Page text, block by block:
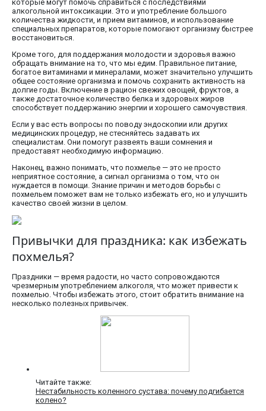
которые могут помочь справиться с последствиями
алкогольной интоксикации. Это и употребление большого
количества жидкости, и прием витаминов, и использование
специальных препаратов, которые помогают организму быстрее
восстановиться.
Кроме того, для поддержания молодости и здоровья важно
обращать внимание на то, что мы едим. Правильное питание,
богатое витаминами и минералами, может значительно улучшить
общее состояние организма и помочь сохранить активность на
долгие годы. Включение в рацион свежих овощей, фруктов, а
также достаточное количество белка и здоровых жиров
способствует поддержанию энергии и хорошего самочувствия.
Если у вас есть вопросы по поводу эндоскопии или других
медицинских процедур, не стесняйтесь задавать их
специалистам. Они помогут развеять ваши сомнения и
предоставят необходимую информацию.
Наконец, важно понимать, что похмелье — это не просто
неприятное состояние, а сигнал организма о том, что он
нуждается в помощи. Знание причин и методов борьбы с
похмельем поможет вам не только избежать его, но и улучшить
качество своей жизни в целом.
Привычки для праздника: как избежать
похмелья?
Праздники — время радости, но часто сопровождаются
чрезмерным употреблением алкоголя, что может привести к
похмелью. Чтобы избежать этого, стоит обратить внимание на
несколько полезных привычек.
Читайте также:
Нестабильность коленного сустава: почему подгибается
колено?